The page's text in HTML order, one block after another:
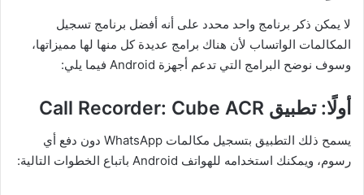
لا يمكن ذكر برنامج واحد محدد على أنه أفضل برنامج تسجيل
المكالمات الواتساب لأن هناك برامج عديدة كل منها لها مميزاتها،
وسوف نوضح البرامج التي تدعم أجهزة Android فيما يلي:
أولًا: تطبيق Call Recorder: Cube ACR
يسمح ذلك التطبيق بتسجيل مكالمات WhatsApp دون دفع أي
رسوم، ويمكنك استخدامه للهواتف Android باتباع الخطوات التالية: